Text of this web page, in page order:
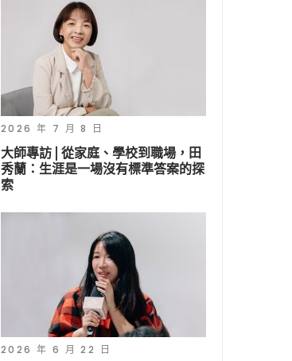
2026 年 7 月 8 日
大師專訪 | 從家庭、學校到職場，田
秀蘭：生涯是一場沒有標準答案的探
索
2026 年 6 月 22 日